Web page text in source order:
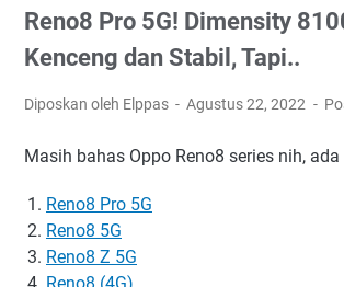
Reno8 Pro 5G! Dimensity
Kenceng dan Stabil, Tapi..
Diposkan oleh Elppas Agustus 22, 2022
Masih bahas Oppo Reno8 series nih,
Reno8 Pro 5G
Reno8 5G
Reno8 Z 5G